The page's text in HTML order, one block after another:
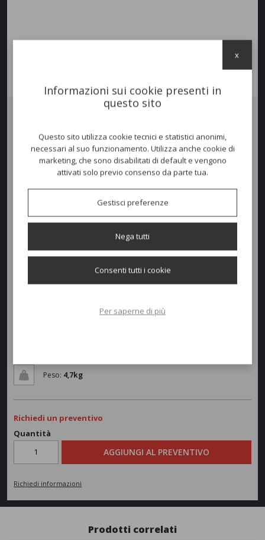
Una linea di arredo perfetto per ambienti indoor/outdoor. Sofa,
poltrone lounge e tavoli bassi vestono con eleganza e stile aree relax
a bordo piscina. Ideata per soddisfare le esigenze Contract e
Residenziali. Impilabile.
Disponibile anche con seduta in legno di Teak.
Peso: 4,7kg
Richiedi un preventivo
Quantità
AGGIUNGI AL PREVENTIVO
Richiedi informazioni
Prodotti correlati
Informazioni sui cookie presenti in
questo sito
Questo sito utilizza cookie tecnici e statistici anonimi,
necessari al suo funzionamento. Utilizza anche cookie di
marketing, che sono disabilitati di default e vengono
attivati solo previo consenso da parte tua.
Gestisci preferenze
Nega tutti
Consenti tutti i cookie
Per saperne di più
x